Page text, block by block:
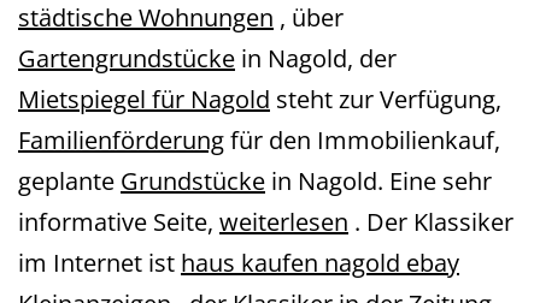
städtische Wohnungen , über
Gartengrundstücke in Nagold, der
Mietspiegel für Nagold steht zur Verfügung,
Familienförderungfür den Immobilienkauf,
geplante Grundstücke in Nagold. Eine sehr
informative Seite, weiterlesen . Der Klassiker
im Internet ist haus kaufen nagold ebay